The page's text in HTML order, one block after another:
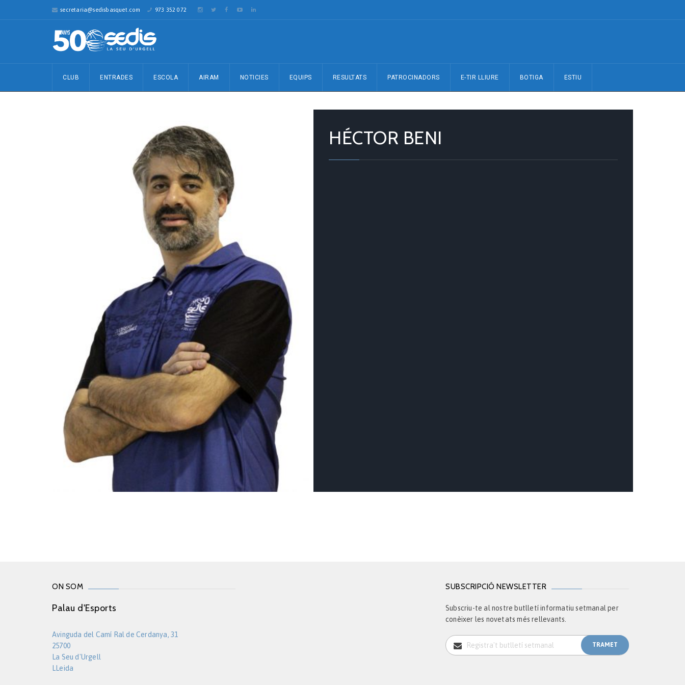
secretaria@sedisbasquet.com 973 352 072
CLUB ENTRADES ESCOLA AIRAM NOTICIES EQUIPS RESULTATS PATROCINADORS E-TIR LLIURE BOTIGA ESTIU
HÉCTOR BENI
ON SOM
Palau d'Esports
Avinguda del Camí Ral de Cerdanya, 31
25700
La Seu d'Urgell
LLeida
SUBSCRIPCIÓ NEWSLETTER
Subscriu-te al nostre butlletí informatiu setmanal per
conèixer les novetats més rellevants.